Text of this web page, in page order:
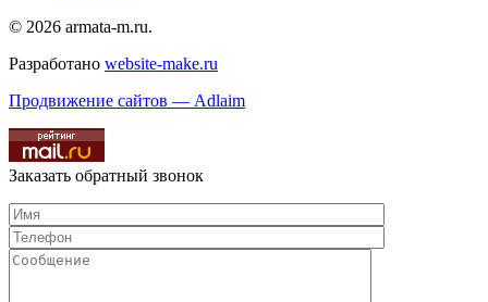
© 2026 armata-m.ru.
Разработано website-make.ru
Продвижение сайтов — Adlaim
Заказать обратный звонок